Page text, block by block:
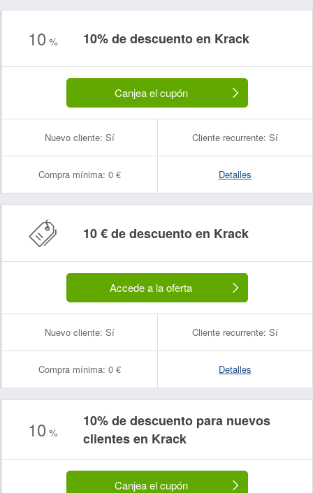
10 % 10% de descuento en Krack
Canjea el cupón
Nuevo cliente: Sí Cliente recurrente: Sí
Compra mínima: 0 € Detalles
10 € de descuento en Krack
Accede a la oferta
Nuevo cliente: Sí Cliente recurrente: Sí
Compra mínima: 0 € Detalles
10 %
10% de descuento para nuevos
clientes en Krack
Canjea el cupón